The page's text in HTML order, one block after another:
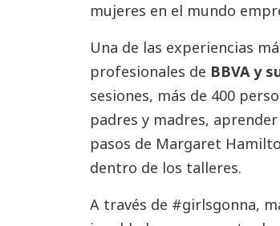
mujeres en el mundo
Una de las experiencias
profesionales de BBVA y
sesiones, más de 400
padres y madres,
pasos de Margaret
dentro de los talleres.
A través de #girlsgonna,